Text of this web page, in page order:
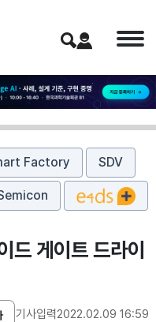
Factory SDV
드 게이트 드라이
기사입력2022.02.09 16:59